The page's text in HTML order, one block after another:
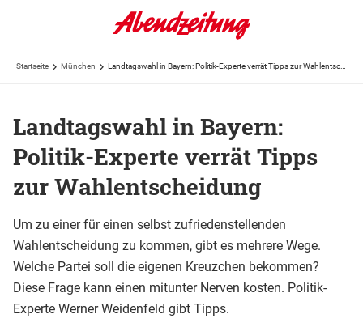
Startseite München
Landtagswahl in Bayern:
Politik-Experte verrät Tipps
zur Wahlentscheidung
Um zu einer für einen selbst zufriedenstellenden
Wahlentscheidung zu kommen, gibt es mehrere Wege.
Welche Partei soll die eigenen Kreuzchen bekommen?
Diese Frage kann einen mitunter Nerven kosten. Politik-
Experte Werner Weidenfeld gibt Tipps.